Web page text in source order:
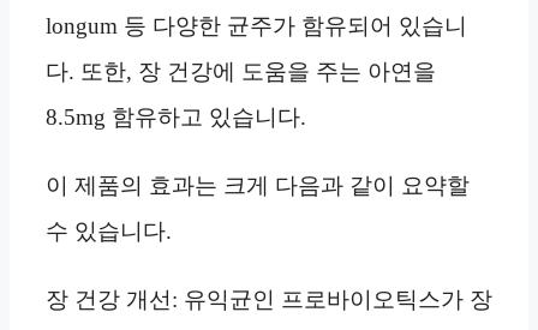
longum 등 다양한 균주가 함유되어 있습니
다. 또한, 장 건강에 도움을 주는 아연을
8.5mg 함유하고 있습니다.
이 제품의 효과는 크게 다음과 같이 요약할
수 있습니다.
장 건강 개선: 유익균인 프로바이오틱스가 장